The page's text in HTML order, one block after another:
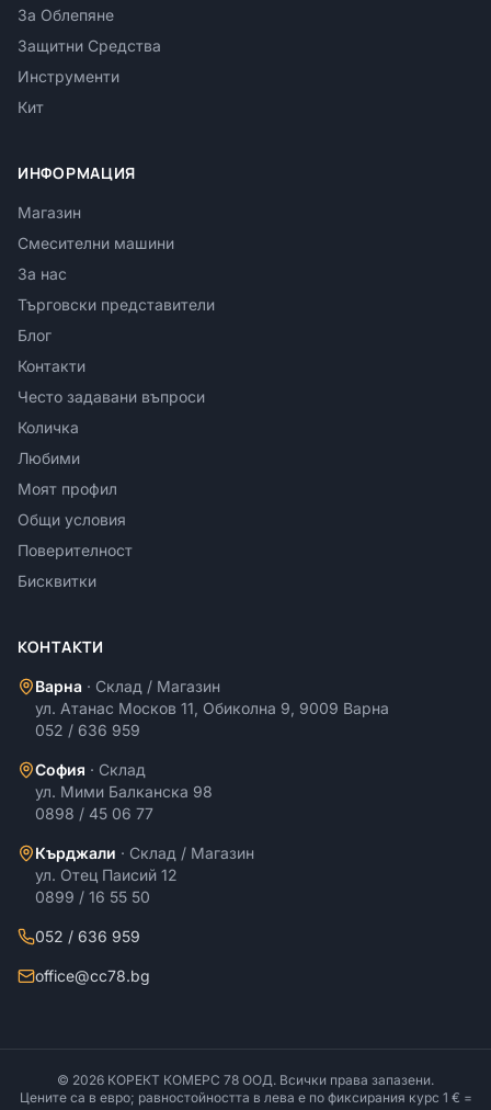
За Облепяне
Защитни Средства
Инструменти
Кит
ИНФОРМАЦИЯ
Магазин
Смесителни машини
За нас
Търговски представители
Блог
Контакти
Често задавани въпроси
Количка
Любими
Моят профил
Общи условия
Поверителност
Бисквитки
КОНТАКТИ
Варна · Склад / Магазин
ул. Атанас Москов 11, Обиколна 9, 9009 Варна
052 / 636 959
София · Склад
ул. Мими Балканска 98
0898 / 45 06 77
Кърджали · Склад / Магазин
ул. Отец Паисий 12
0899 / 16 55 50
052 / 636 959
office@cc78.bg
© 2026 КОРЕКТ КОМЕРС 78 ООД. Всички права запазени.
Цените са в евро; равностойността в лева е по фиксирания курс 1 € =